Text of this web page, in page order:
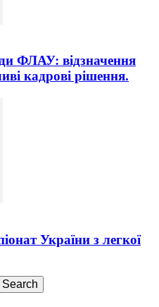
ФЛАУ: відзначення
кадрові рішення.
України з легкої